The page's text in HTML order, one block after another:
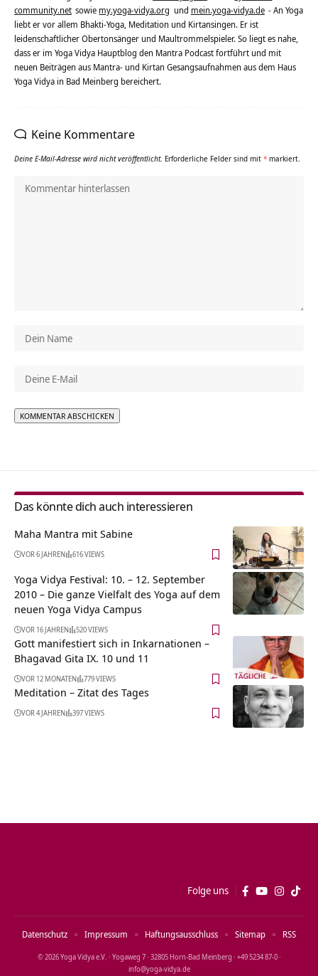
community.net sowie my.yoga-vidya.org und mein.yoga-vidya.de - An Yoga
liebt er vor allem Bhakti-Yoga, Meditation und Kirtansingen. Er ist
leidenschaftlicher Obertonsänger und Maultrommelspieler. So liegt es nahe,
dass er im Yoga Vidya Hauptblog den Mantra Podcast fortführt und mit
neuen Beiträgen aus Mantra- und Kirtan Gesangsaufnahmen aus dem Haus
Yoga Vidya in Bad Meinberg bereichert.
Keine Kommentare
Deine E-Mail-Adresse wird nicht veröffentlicht. Erforderliche Felder sind mit * markiert.
Das könnte dich auch interessieren
Maha Mantra mit Sabine
VOR 6 JAHREN 616 VIEWS
Yoga Vidya Festival: 10. – 12. September
2010 – Die ganze Vielfalt des Yoga auf dem
neuen Yoga Vidya Campus
VOR 16 JAHREN 520 VIEWS
Gott manifestiert sich in Inkarnationen –
Bhagavad Gita IX. 10 und 11
VOR 12 MONATEN 779 VIEWS
Meditation – Zitat des Tages
VOR 4 JAHREN 397 VIEWS
Folge uns
© 2026 Yoga Vidya e.V. · Yogaweg 7 · 32805 Horn‑Bad Meinberg · +49 5234 87‑0 ·
info@yoga‑vidya.de
Datenschutz Impressum Haftungsausschluss Sitemap RSS